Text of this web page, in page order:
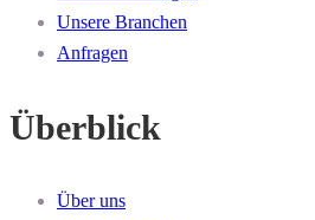
Unsere Branchen
Anfragen
Überblick
Über uns